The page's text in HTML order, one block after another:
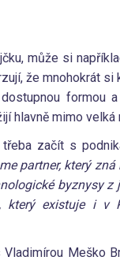
může si
že mnohokrát si
formou
hlavně mimo velká
začít s
partner, který
byznysy z
který existuje i v
Meško